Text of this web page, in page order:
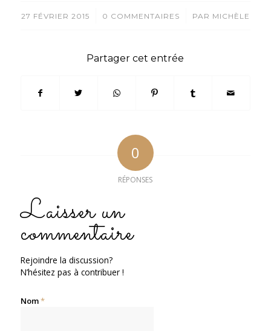
27 FÉVRIER 2015
/ 0 COMMENTAIRES
/ PAR MICHÈLE
Partager cet entrée
0
RÉPONSES
Laisser un
commentaire
Rejoindre la discussion?
N’hésitez pas à contribuer !
Nom*